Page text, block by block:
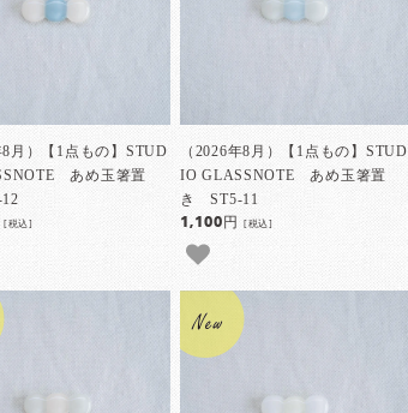
8月）【1点もの】STUD
あめ玉箸置
[税込]
（2026年8月）【1点もの】STUD
IO GLASSNOTE あめ玉箸置
き ST5-11
1,100円[税込]